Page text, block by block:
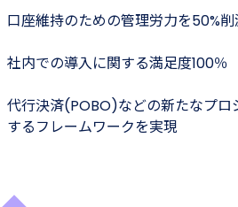
口座維持のための管理労力を50%
社内での導入に関する満足度100％
代行決済(POBO)などの新たなプロ
するフレームワークを実現